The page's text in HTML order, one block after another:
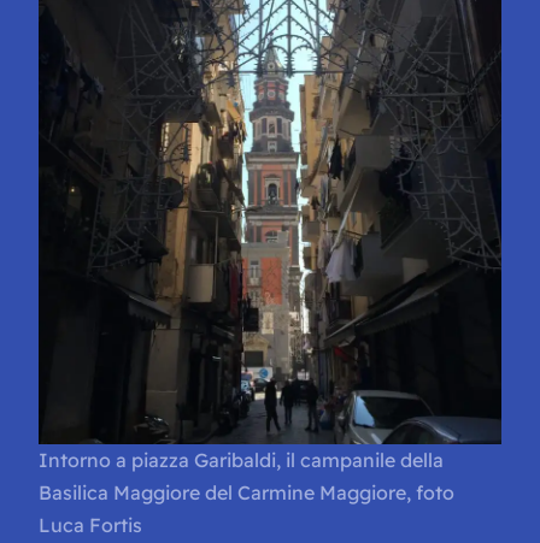
Intorno a piazza Garibaldi, il campanile della
Basilica Maggiore del Carmine Maggiore, foto
Luca Fortis